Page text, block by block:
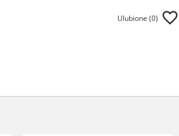
Ulubione (0)